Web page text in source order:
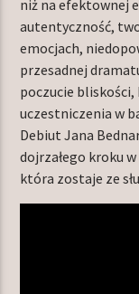
Radio
niż na efektownej
autentyczność,
emocjach,
przesadnej
poczucie bliskości,
uczestniczenia w
Debiut Jana
dojrzałego kroku
która zostaje ze